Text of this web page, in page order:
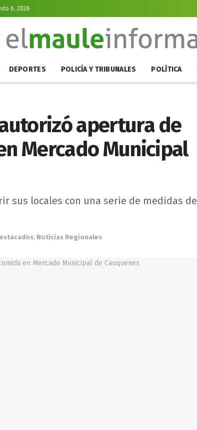
6, 2026
DEPORTES POLICÍA Y TRIBUNALES POLÍTICA
apertura de
Mercado Municipal
sus locales con una serie de medidas de
, Noticias Regionales